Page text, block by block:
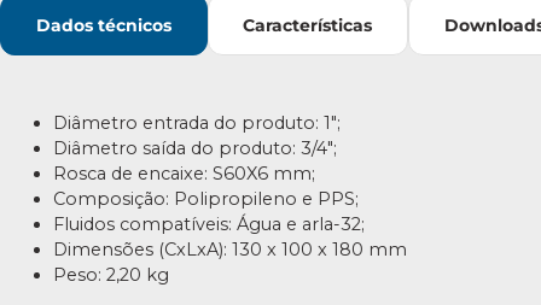
Dados técnicos Características
Diâmetro entrada do produto: 1″;
Diâmetro saída do produto: 3/4″;
Rosca de encaixe: S60X6 mm;
Composição: Polipropileno e PPS;
Fluidos compatíveis: Água e arla-32;
Dimensões (CxLxA): 130 x 100 x 180 mm
Peso: 2,20 kg